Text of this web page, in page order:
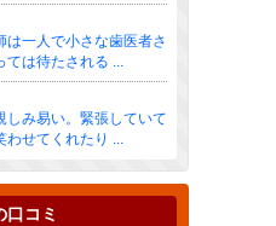
は一人で小さな歯医者さ
ては待たされる ...
しみ易い。緊張していて
わせてくれたり ...
口コミ